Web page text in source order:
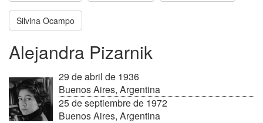
Silvina Ocampo
Alejandra Pizarnik
29 de abril de 1936
Buenos Aires, Argentina
25 de septiembre de 1972
Buenos Aires, Argentina